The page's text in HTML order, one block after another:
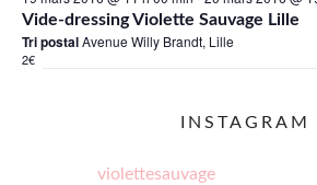
Vide-dressing Violette Sauvage Lille
Tri postalAvenue Willy Brandt, Lille
2€
INSTAGRAM
violettesauvage